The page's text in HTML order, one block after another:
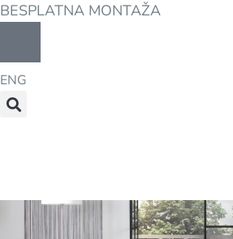
BESPLATNA MONTAŽA
ENG